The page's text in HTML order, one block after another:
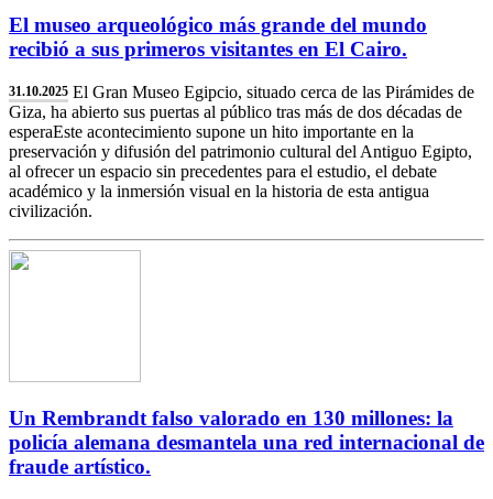
El museo arqueológico más grande del mundo
recibió a sus primeros visitantes en El Cairo.
31.10.2025 El Gran Museo Egipcio, situado cerca de las Pirámides de
Giza, ha abierto sus puertas al público tras más de dos décadas de
esperaEste acontecimiento supone un hito importante en la
preservación y difusión del patrimonio cultural del Antiguo Egipto,
al ofrecer un espacio sin precedentes para el estudio, el debate
académico y la inmersión visual en la historia de esta antigua
civilización.
Un Rembrandt falso valorado en 130 millones: la
policía alemana desmantela una red internacional de
fraude artístico.